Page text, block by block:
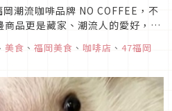
岡潮流咖啡品牌 NO COFFEE，不
品更是藏家、潮流人的愛好，在
去做設計，其風格簡約、低調、
美食 、 福岡美食 、 咖啡店 、 47福岡